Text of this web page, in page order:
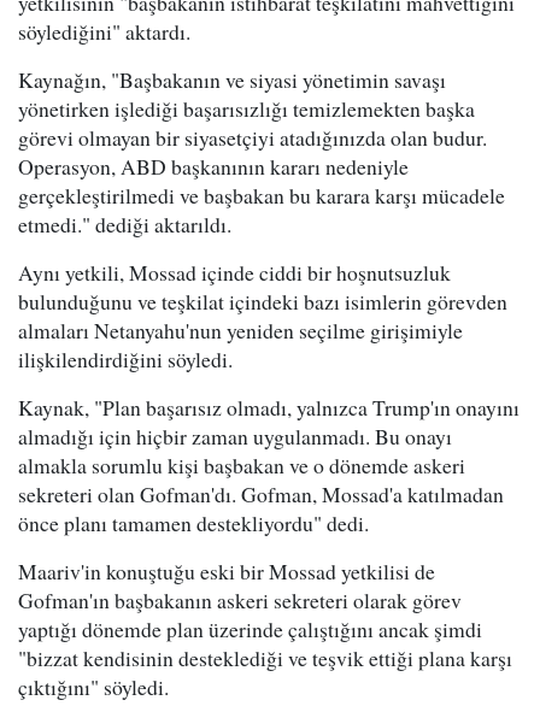
söylediğini" aktardı.
Kaynağın, "Başbakanın ve siyasi yönetimin savaşı
yönetirken işlediği başarısızlığı temizlemekten başka
görevi olmayan bir siyasetçiyi atadığınızda olan budur.
Operasyon, ABD başkanının kararı nedeniyle
gerçekleştirilmedi ve başbakan bu karara karşı mücadele
etmedi." dediği aktarıldı.
Aynı yetkili, Mossad içinde ciddi bir hoşnutsuzluk
bulunduğunu ve teşkilat içindeki bazı isimlerin görevden
almaları Netanyahu'nun yeniden seçilme girişimiyle
ilişkilendirdiğini söyledi.
Kaynak, "Plan başarısız olmadı, yalnızca Trump'ın onayını
almadığı için hiçbir zaman uygulanmadı. Bu onayı
almakla sorumlu kişi başbakan ve o dönemde askeri
sekreteri olan Gofman'dı. Gofman, Mossad'a katılmadan
önce planı tamamen destekliyordu" dedi.
Maariv'in konuştuğu eski bir Mossad yetkilisi de
Gofman'ın başbakanın askeri sekreteri olarak görev
yaptığı dönemde plan üzerinde çalıştığını ancak şimdi
"bizzat kendisinin desteklediği ve teşvik ettiği plana karşı
çıktığını" söyledi.